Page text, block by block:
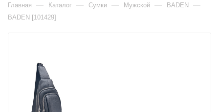
Главная — Каталог — Сумки — Мужской — BADEN —
BADEN [101429]